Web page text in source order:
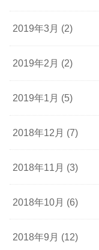
2019年3月 (2)
2019年2月 (2)
2019年1月 (5)
2018年12月 (7)
2018年11月 (3)
2018年10月 (6)
2018年9月 (12)